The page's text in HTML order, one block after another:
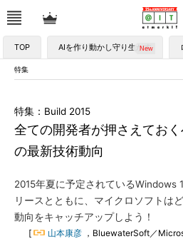
TOP AIを作り動かし守り生かす
特集
全ての開発者が押さえてお
の最新技術動向
特集：Build 2015
2015年夏に予定されているWindows
リースとともに、マイクロソフトは
動向をキャッチアップしよう！
[ 山本康彦 ，BluewaterSoft／